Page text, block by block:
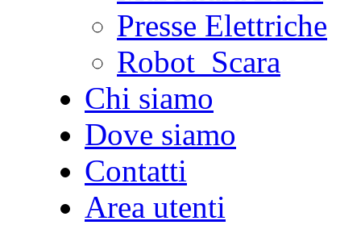
Presse Elettriche
Robot Scara
Chi siamo
Dove siamo
Contatti
Area utenti